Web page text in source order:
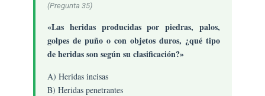
(Pregunta 35)
«Las heridas producidas por piedras, palos,
golpes de puño o con objetos duros, ¿qué tipo
de heridas son según su clasificación?»
A) Heridas incisas
B) Heridas penetrantes